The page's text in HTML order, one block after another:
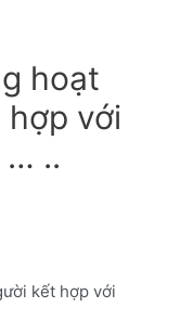
hoạt
với
… ..
kết hợp với